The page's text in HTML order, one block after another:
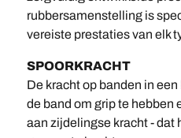
rubbersamenstelling is
vereiste prestaties van elk
SPOORKRACHT
De kracht op banden in
de band om grip te hebben
aan zijdelingse kracht - dat